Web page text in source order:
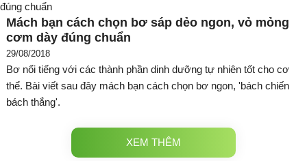
Mách bạn cách chọn bơ sáp dẻo ngon, vỏ mỏng
cơm dày đúng chuẩn
29/08/2018
Bơ nổi tiếng với các thành phần dinh dưỡng tự nhiên tốt cho cơ
thể. Bài viết sau đây mách bạn cách chọn bơ ngon, 'bách chiến
bách thắng'.
XEM THÊM